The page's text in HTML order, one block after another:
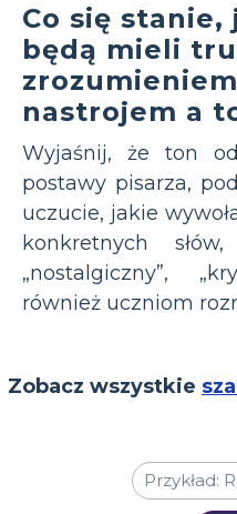
Co się
będą mieli
nastrojem a
Wyjaśnij, że ton
postawy pisarza,
uczucie, jakie
konkretnych
„nostalgiczny”,
również uczniom
Zobacz wszystkie